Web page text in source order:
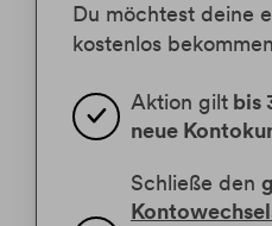
Du möchtest deine
kostenlos
Aktion gilt bis
neue
Schließe den